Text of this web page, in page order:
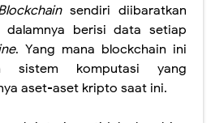
sendiri diibaratkan
berisi data setiap
. Yang mana blockchain ini
sistem komputasi yang
aset-aset kripto saat ini.